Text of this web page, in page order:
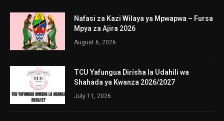
Nafasi za Kazi Wilaya ya Mpwapwa – Fursa
Mpya za Ajira 2026
August 6, 2026
TCU Yafungua Dirisha la Udahili wa
Shahada ya Kwanza 2026/2027
July 11, 2026